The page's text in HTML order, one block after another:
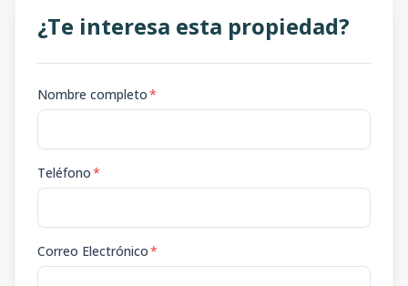
¿Te interesa esta propiedad?
Nombre completo*
Teléfono*
Correo Electrónico*